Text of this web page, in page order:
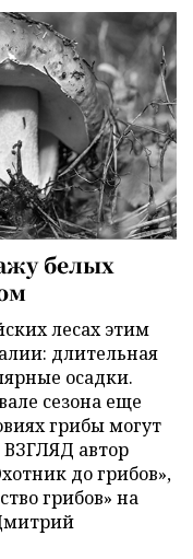
белых
лесах этим
длительная
осадки.
сезона еще
грибы могут
ВЗГЛЯД автор
до грибов»,
грибов» на